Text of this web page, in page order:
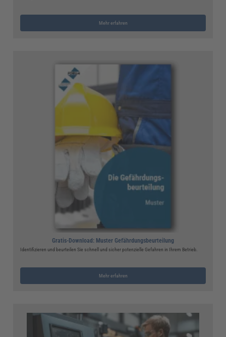
Mehr erfahren
Gratis-Download: Muster Gefährdungsbeurteilung
Identifizieren und beurteilen Sie schnell und sicher potenzielle Gefahren in Ihrem Betrieb.
Mehr erfahren